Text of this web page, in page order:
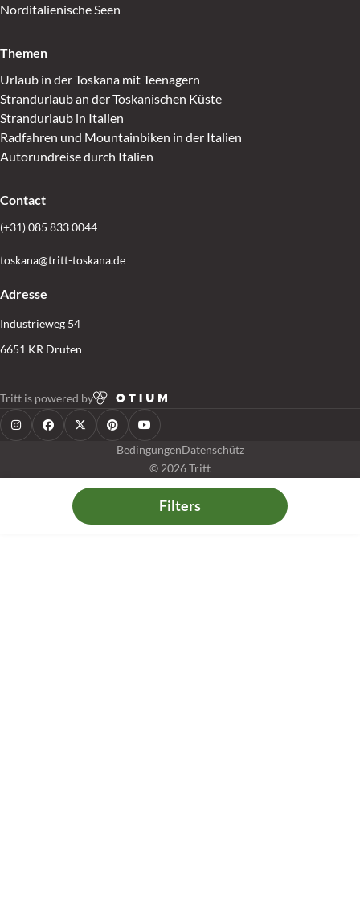
Norditalienische Seen
Themen
Urlaub in der Toskana mit Teenagern
Strandurlaub an der Toskanischen Küste
Strandurlaub in Italien
Radfahren und Mountainbiken in der Italien
Autorundreise durch Italien
Contact
(+31) 085 833 0044
toskana@tritt-toskana.de
Adresse
Industrieweg 54
6651 KR Druten
Tritt is powered by
© 2026 Tritt
BedingungenDatenschütz
Filters